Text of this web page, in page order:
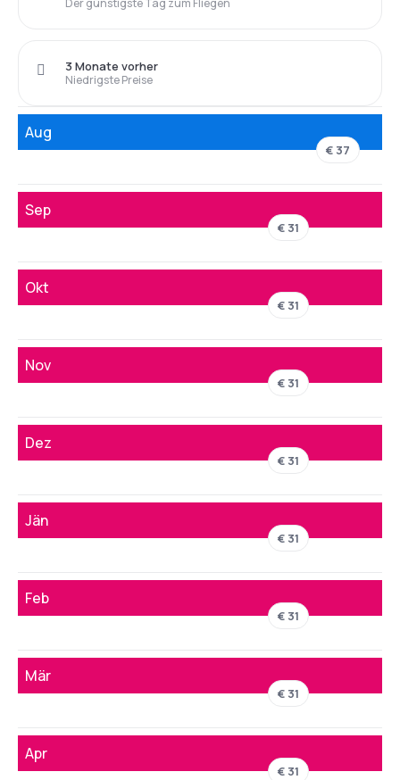
Der günstigste Tag zum Fliegen
Niedrigste Preise
3 Monate vorher
Aug
€ 37
Sep
€ 31
Okt
€ 31
Nov
€ 31
Dez
€ 31
Jän
€ 31
Feb
€ 31
Mär
€ 31
Apr
€ 31